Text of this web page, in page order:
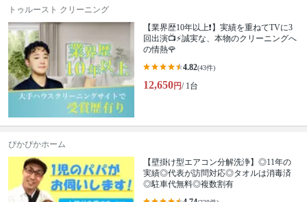
トゥルースト クリーニング
【業界歴10年以上❗️】実績を重ねてTVに3
回出演📺⚡️誠実な、本物のクリーニングへ
の情熱🌹
4.82(43件)
12,650円/ 1台
ぴかぴかホーム
【壁掛け型エアコン分解洗浄】◎11年の
実績◎代表が訪問対応◎タオルは消毒済
◎駐車代無料◎複数割有